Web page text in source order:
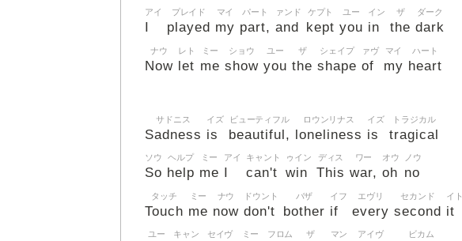
アイ
played
プレイド
my
マイ
part,
パート
and
ァンド
kept
ケプト
you
ユー
in
イン
the
ザ
dark
ダーク
Now
ナウ
let
レト
me
ミー
show
ショウ
you
ユー
the
ザ
shape
シェイプ
of
ァヴ
my
マイ
heart
ハート
Sadness
サドニス
is
イズ
beautiful,
ビューティフル
loneliness
ロウンリナス
is
イズ
tragical
トラジカル
So
ソウ
help
ヘルプ
me
ミー アイ
can't
キャント
win
ゥイン
This
ディス
war,
ワー
oh
オウ
no
ノウ
Touch
タッチ
me
ミー
now
ナウ
don't
ドウント
bother
バザ
if
イフ
every
エヴリ
second
セカンド
it
イト
ユー キャン セイヴ ミー フロム ザ マン アイヴ ビカム